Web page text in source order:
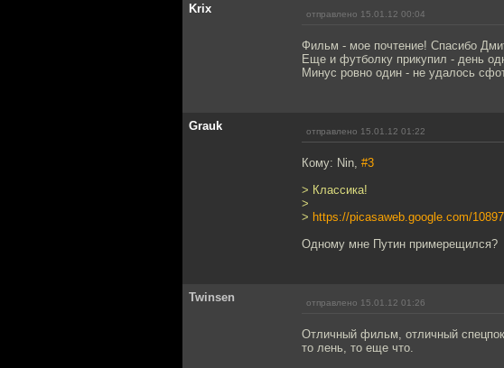
Krix отправлено 15.01.12 00:04
Фильм - мое почтение! Спасибо
Еще и футболку прикупил - день
Минус ровно один - не удалось
Grauk отправлено 15.01.12 01:22
Кому: Nin, #3
> Классика!
>
> https://picasaweb.google.com/
Одному мне Путин примерещился?
Twinsen отправлено 15.01.12 01:26
Отличный фильм, отличный
то лень, то еще что.